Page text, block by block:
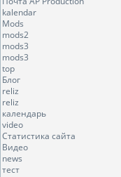
kalendar
Mods
mods2
mods3
mods3
top
Блог
reliz
reliz
календарь
video
Статистика сайта
Видео
news
тест